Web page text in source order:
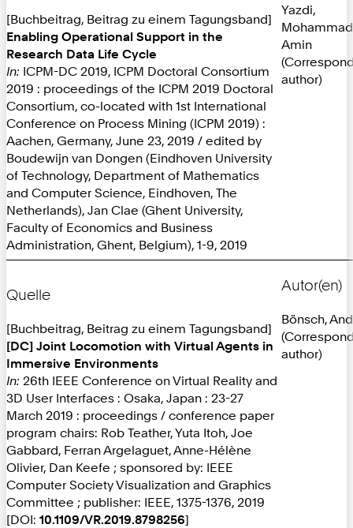
[Buchbeitrag, Beitrag zu einem Tagungsband]
Enabling Operational Support in the
Research Data Life Cycle
In: ICPM-DC 2019, ICPM Doctoral Consortium
2019 : proceedings of the ICPM 2019 Doctoral
Consortium, co-located with 1st International
Conference on Process Mining (ICPM 2019) :
Aachen, Germany, June 23, 2019 / edited by
Boudewijn van Dongen (Eindhoven University
of Technology, Department of Mathematics
and Computer Science, Eindhoven, The
Netherlands), Jan Clae (Ghent University,
Faculty of Economics and Business
Administration, Ghent, Belgium), 1-9, 2019
Yazdi,
Mohammad
Amin
author)
Quelle
[Buchbeitrag, Beitrag zu einem Tagungsband]
[DC] Joint Locomotion with Virtual Agents in
Immersive Environments
In: 26th IEEE Conference on Virtual Reality and
3D User Interfaces : Osaka, Japan : 23-27
March 2019 : proceedings / conference paper
program chairs: Rob Teather, Yuta Itoh, Joe
Gabbard, Ferran Argelaguet, Anne-Hélène
Olivier, Dan Keefe ; sponsored by: IEEE
Computer Society Visualization and Graphics
Committee ; publisher: IEEE, 1375-1376, 2019
[DOI: 10.1109/VR.2019.8798256]
Autor(en)
Bönsch,
author)